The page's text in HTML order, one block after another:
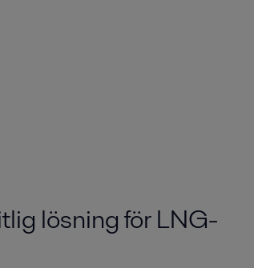
lösning för LNG-